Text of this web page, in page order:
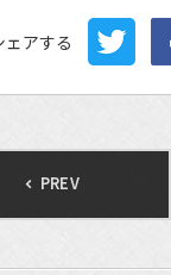
アする
PREV